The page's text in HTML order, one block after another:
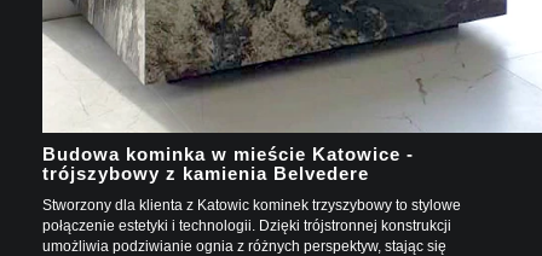
Budowa kominka w mieście Katowice -
trójszybowy z kamienia Belvedere
Stworzony dla klienta z Katowic kominek trzyszybowy to stylowe
połączenie estetyki i technologii. Dzięki trójstronnej konstrukcji
umożliwia podziwianie ognia z różnych perspektyw, stając się